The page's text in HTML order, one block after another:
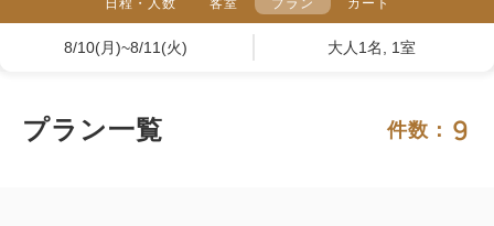
日程・人数 客室 プラン カート
8/10(月)~8/11(火) 大人1名, 1室
プラン一覧 件数： 9